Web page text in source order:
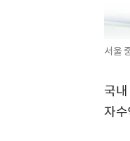
서울
국
자